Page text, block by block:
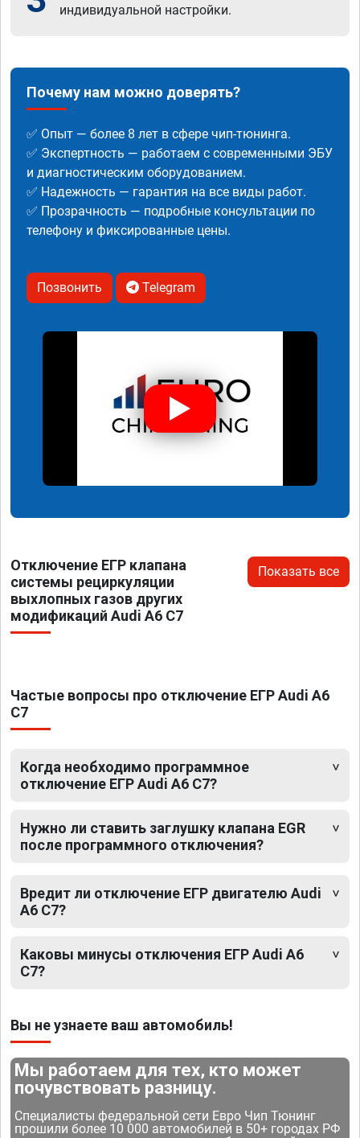
индивидуальной настройки.
Почему нам можно доверять?
✅ Опыт — более 8 лет в сфере чип-тюнинга.
✅ Экспертность — работаем с современными ЭБУ
и диагностическим оборудованием.
✅ Надежность — гарантия на все виды работ.
✅ Прозрачность — подробные консультации по
телефону и фиксированные цены.
Позвонить Telegram
Отключение ЕГР клапана
системы рециркуляции
выхлопных газов других
модификаций Audi A6 C7
Показать все
Частые вопросы про отключение ЕГР Audi A6
C7
Когда необходимо программное
отключение ЕГР Audi A6 C7?
Нужно ли ставить заглушку клапана EGR
после программного отключения?
Вредит ли отключение ЕГР двигателю Audi
A6 C7?
Каковы минусы отключения ЕГР Audi A6
C7?
Вы не узнаете ваш автомобиль!
Мы работаем для тех, кто может
почувствовать разницу.
Специалисты федеральной сети Евро Чип Тюнинг
прошили более 10 000 автомобилей в 50+ городах РФ